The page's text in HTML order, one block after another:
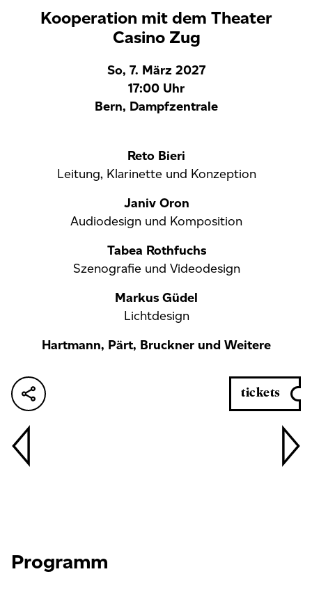
Kooperation mit dem Theater
Casino Zug
So, 7. März 2027
17:00 Uhr
Bern, Dampfzentrale
Reto Bieri
Leitung, Klarinette und Konzeption
Janiv Oron
Audiodesign und Komposition
Tabea Rothfuchs
Szenografie und Videodesign
Markus Güdel
Lichtdesign
Hartmann, Pärt, Bruckner und Weitere
tickets
Programm